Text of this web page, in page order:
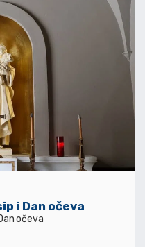
i Dan očeva
očeva